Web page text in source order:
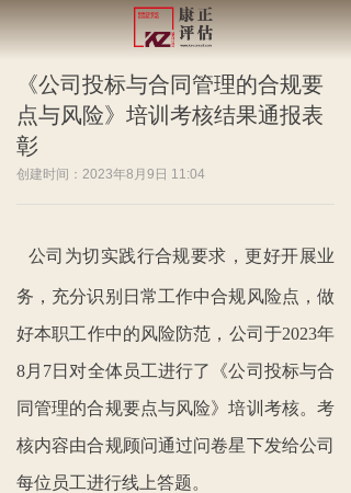
《公司投标与合同管理的合规要
点与风险》培训考核结果通报表
彰
创建时间： 2023年8月9日 11:04
公司为切实践行合规要求，更好开展业
务， 充分识别日常工作中合规风险点，做
好本职工作中的风险防范，公司于2023年
8月7日对全体员工进行了《公司投标与合
同管理的合规要点与风险》培训考核。考
核内容由合规顾问通过问卷星下发给公司
每位员工进行线上答题。